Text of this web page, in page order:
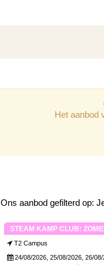
Het aanbod
Ons aanbod gefilterd op:
STEAM KAMP CLUB:
T2 Campus
24/08/2026, 25/08/2026, 26/08/